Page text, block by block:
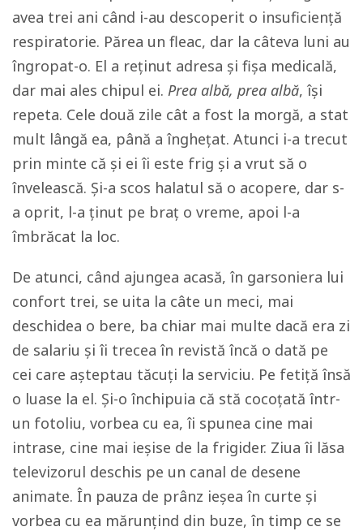
avea trei ani când i-au descoperit o insuficiență
respiratorie. Părea un fleac, dar la câteva luni au
îngropat-o. El a reținut adresa și fișa medicală,
dar mai ales chipul ei. Prea albă, prea albă, își
repeta. Cele două zile cât a fost la morgă, a stat
mult lângă ea, până a înghețat. Atunci i-a trecut
prin minte că și ei îi este frig și a vrut să o
învelească. Și-a scos halatul să o acopere, dar s-
a oprit, l-a ținut pe braț o vreme, apoi l-a
îmbrăcat la loc.
De atunci, când ajungea acasă, în garsoniera lui
confort trei, se uita la câte un meci, mai
deschidea o bere, ba chiar mai multe dacă era zi
de salariu și îi trecea în revistă încă o dată pe
cei care așteptau tăcuți la serviciu. Pe fetiță însă
o luase la el. Și-o închipuia că stă cocoțată într-
un fotoliu, vorbea cu ea, îi spunea cine mai
intrase, cine mai ieșise de la frigider. Ziua îi lăsa
televizorul deschis pe un canal de desene
animate. În pauza de prânz ieșea în curte și
vorbea cu ea mărunțind din buze, în timp ce se